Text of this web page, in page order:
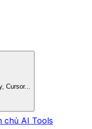
Cursor...
chủ AI Tools